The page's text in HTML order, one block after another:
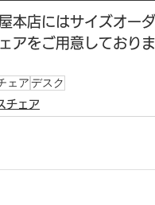
本店にはサイズオー
アをご用意しており
ェアデスク
チェア